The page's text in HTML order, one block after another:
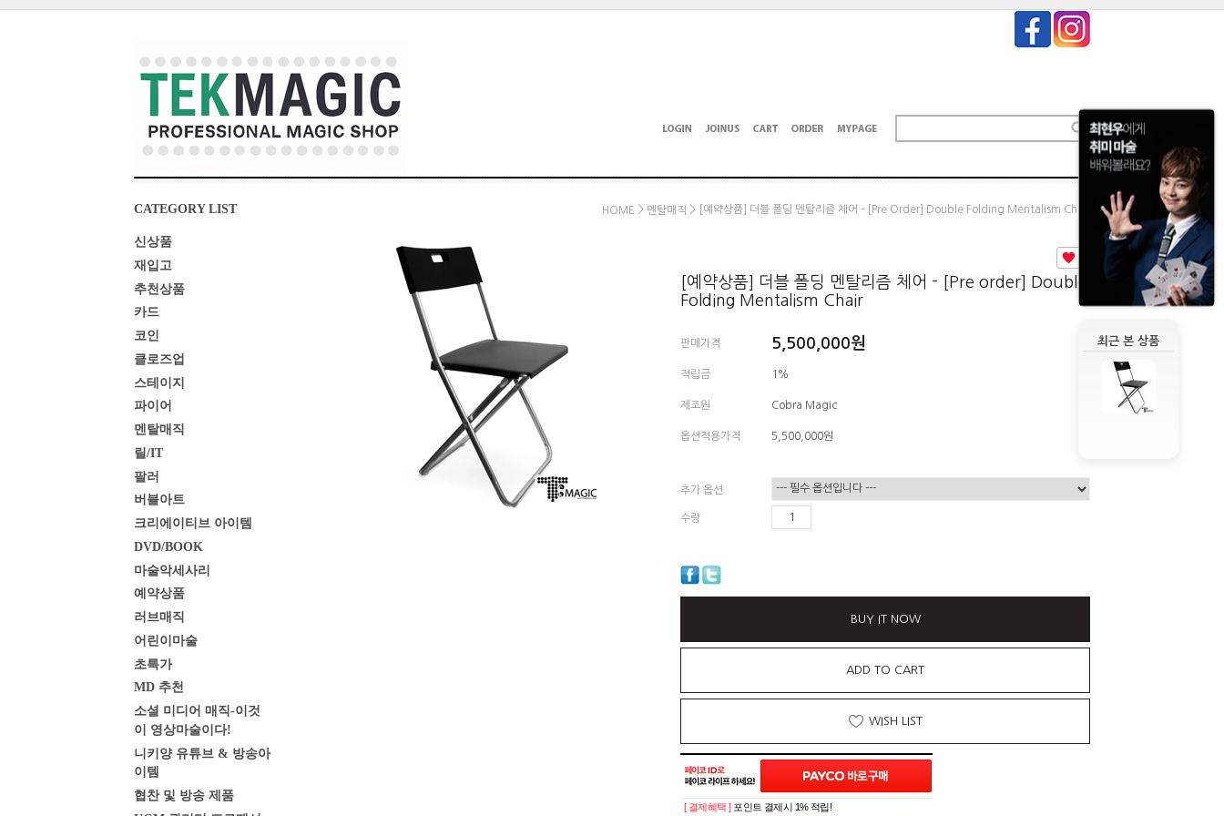
최근 본 상품
CATEGORY LIST
신상품
재입고
추천상품
카드
코인
클로즈업
스테이지
파이어
멘탈매직
릴/IT
팔러
버블아트
크리에이티브 아이템
DVD/BOOK
마술악세사리
예약상품
러브매직
어린이마술
초특가
MD 추천
소셜 미디어 매직-이것
이 영상마술이다!
니키양 유튜브 & 방송아
이템
협찬 및 방송 제품
HOME > 멘탈매직 > [예약상품] 더블 폴딩 멘탈리즘 체어 - [Pre Order] Double Folding Mentalism Chair
[예약상품] 더블 폴딩 멘탈리즘 체어 - [Pre order] Double
Folding Mentalism Chair
판매가격 5,500,000원
적립금 1%
제조원 Cobra Magic
옵션적용가격 5,500,000원
추가 옵션
수량
BUY IT NOW
ADD TO CART
WISH LIST
[ 결제혜택 ] 포인트 결제시 1% 적립!